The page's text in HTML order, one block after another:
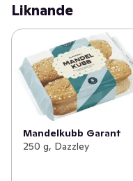
Liknande
Mandelkubb Garant
250 g, Dazzley